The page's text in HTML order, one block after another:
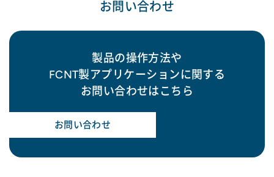
お問い合わせ
製品の操作方法や
FCNT製アプリケーションに関する
お問い合わせはこちら
お問い合わせ